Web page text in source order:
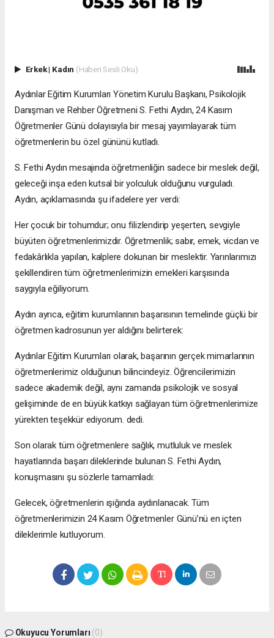
Erkek| Kadın (Haberi Sesli Oku)
Aydınlar Eğitim Kurumları Yönetim Kurulu Başkanı, Psikolojik
Danışman ve Rehber Öğretmeni S. Fethi Aydın, 24 Kasım
Öğretmenler Günü dolayısıyla bir mesaj yayımlayarak tüm
öğretmenlerin bu özel gününü kutladı.
S. Fethi Aydın mesajında öğretmenliğin sadece bir meslek değil,
geleceği inşa eden kutsal bir yolculuk olduğunu vurguladı.
Aydın, açıklamasında şu ifadelere yer verdi:
Her çocuk bir tohumdur; onu filizlendirip yeşerten, sevgiyle
büyüten öğretmenlerimizdir. Öğretmenlik; sabır, emek, vicdan ve
fedakârlıkla yapılan, kalplere dokunan bir meslektir. Yarınlarımızı
şekillendiren tüm öğretmenlerimizin emekleri karşısında
saygıyla eğiliyorum.
Aydın ayrıca, eğitim kurumlarının başarısının temelinde güçlü bir
öğretmen kadrosunun yer aldığını belirterek:
Aydınlar Eğitim Kurumları olarak, başarının gerçek mimarlarının
öğretmenlerimiz olduğunun bilincindeyiz. Öğrencilerimizin
sadece akademik değil, aynı zamanda psikolojik ve sosyal
gelişiminde de en büyük katkıyı sağlayan tüm öğretmenlerimize
yürekten teşekkür ediyorum. dedi.
Son olarak tüm öğretmenlere sağlık, mutluluk ve meslek
hayatlarında başarı dileklerinde bulunan S. Fethi Aydın,
konuşmasını şu sözlerle tamamladı:
Gelecek, öğretmenlerin ışığında aydınlanacak. Tüm
öğretmenlerimizin 24 Kasım Öğretmenler Günü’nü en içten
dileklerimle kutluyorum.
Okuyucu Yorumları (0)